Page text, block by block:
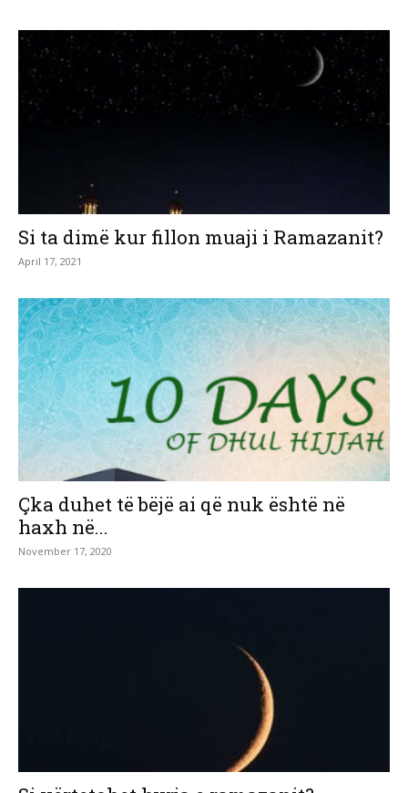
Si ta dimë kur fillon muaji i Ramazanit?
April 17, 2021
Çka duhet të bëjë ai që nuk është në
haxh në...
November 17, 2020